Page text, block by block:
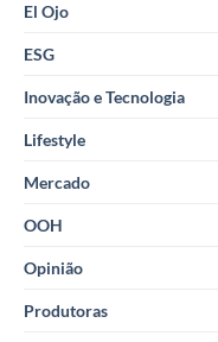
El Ojo
ESG
Inovação e Tecnologia
Lifestyle
Mercado
OOH
Opinião
Produtoras